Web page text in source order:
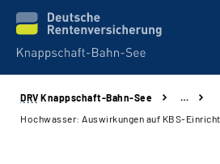
Aktuelles & Presse
DRV Knappschaft-Bahn-See
…
Hochwasser: Auswirkungen auf KBS-